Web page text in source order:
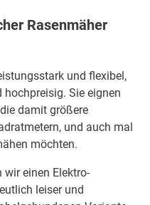
Rasenmäher
und flexibel,
Sie eignen
damit größere
und auch mal
möchten.
wir einen Elektro-
leiser und